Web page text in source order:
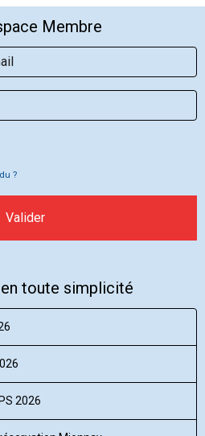
Membre
?
Valider
toute simplicité
2026